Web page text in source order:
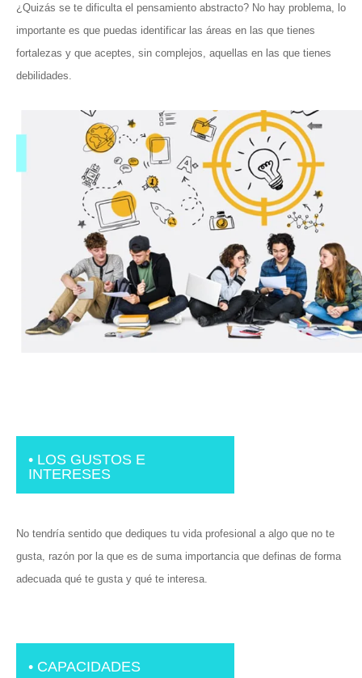
¿Quizás se te dificulta el pensamiento abstracto? No hay problema, lo
importante es que puedas identificar las áreas en las que tienes
fortalezas y que aceptes, sin complejos, aquellas en las que tienes
debilidades.
• LOS GUSTOS E
INTERESES
No tendría sentido que dediques tu vida profesional a algo que no te
gusta, razón por la que es de suma importancia que definas de forma
adecuada qué te gusta y qué te interesa.
• CAPACIDADES